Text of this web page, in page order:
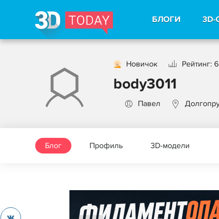
БЛОГИ
Новичок Рейтинг: 6
body3011
Павел
Блог Профиль 3D-модели